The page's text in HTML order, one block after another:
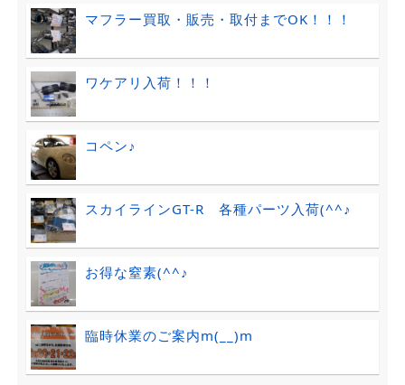
マフラー買取・販売・取付までOK！！！
ワケアリ入荷！！！
コペン♪
スカイラインGT-R 各種パーツ入荷(^^♪
お得な窒素(^^♪
臨時休業のご案内m(__)m